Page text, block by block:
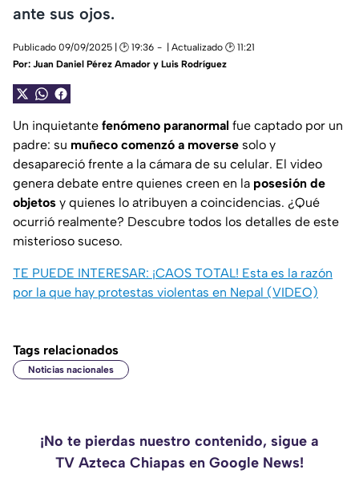
ante sus ojos.
Publicado 09/09/2025 | 🕑 19:36
| Actualizado 🕑 11:21
Por: Juan Daniel Pérez Amador y Luis Rodríguez
Un inquietante fenómeno paranormal fue captado por un
padre: su muñeco comenzó a moverse solo y
desapareció frente a la cámara de su celular. El video
genera debate entre quienes creen en la posesión de
objetos y quienes lo atribuyen a coincidencias. ¿Qué
ocurrió realmente? Descubre todos los detalles de este
misterioso suceso.
TE PUEDE INTERESAR: ¡CAOS TOTAL! Esta es la razón
por la que hay protestas violentas en Nepal (VIDEO)
Tags relacionados
Noticias nacionales
¡No te pierdas nuestro contenido, sigue a
TV Azteca Chiapas en Google News!